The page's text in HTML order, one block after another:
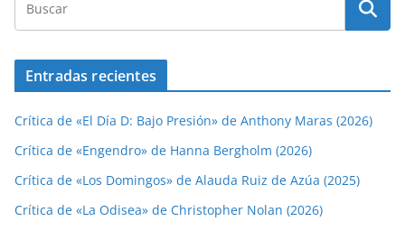
Entradas recientes
Crítica de «El Día D: Bajo Presión» de Anthony Maras (2026)
Crítica de «Engendro» de Hanna Bergholm (2026)
Crítica de «Los Domingos» de Alauda Ruiz de Azúa (2025)
Crítica de «La Odisea» de Christopher Nolan (2026)